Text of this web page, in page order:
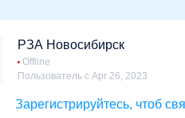
РЗА Новосибирск
Offline
Пользователь с Apr 26, 2023
Зарегистрируйтесь, чтоб